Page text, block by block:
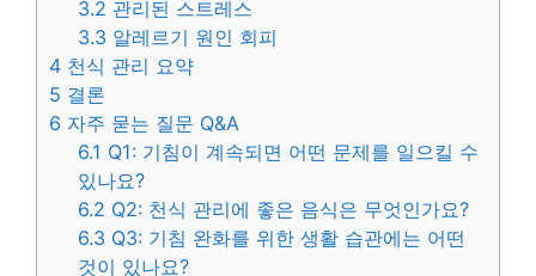
3.2 관리된 스트레스
3.3 알레르기 원인 회피
4 천식 관리 요약
5 결론
6 자주 묻는 질문 Q&A
6.1 Q1: 기침이 계속되면 어떤 문제를 일으킬 수
있나요?
6.2 Q2: 천식 관리에 좋은 음식은 무엇인가요?
6.3 Q3: 기침 완화를 위한 생활 습관에는 어떤
것이 있나요?